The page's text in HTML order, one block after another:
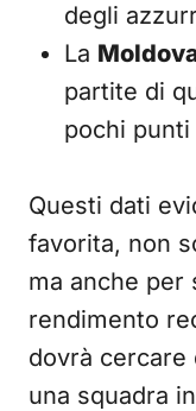
degli
La
partite di
pochi
Questi dati
favorita, non
ma anche per
rendimento
dovrà cercare
una squadra